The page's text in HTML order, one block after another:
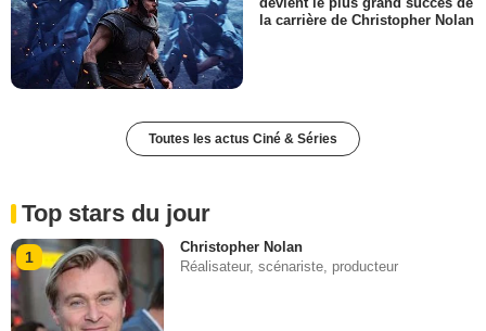
la carrière de Christopher Nolan
Toutes les actus Ciné & Séries
Top stars du jour
1
Christopher Nolan
Réalisateur, scénariste, producteur